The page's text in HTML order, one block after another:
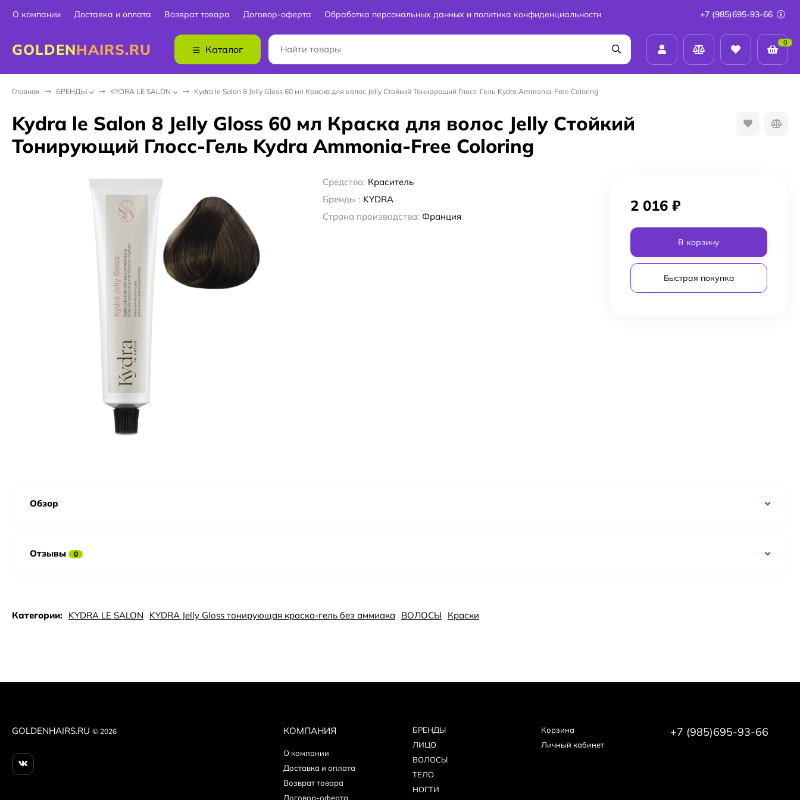
О компании Доставка и оплата Возврат товара Договор-оферта Обработка персональных данных и политика конфиденциальности +7 (985)695-93-66
GOLDENHAIRS.RU Каталог
0
Главная БPEНДЫ KYDRA LE SALON Kydra le Salon 8 Jelly Gloss 60 мл Краска для волос Jelly Стойкий Тонирующий Глосс-Гель Kydra Ammonia-Free Coloring
Kydra le Salon 8 Jelly Gloss 60 мл Краска для волос Jelly Стойкий
Тонирующий Глосс-Гель Kydra Ammonia-Free Coloring
Средство: Краситель
Бренды : KYDRA
Страна производства: Франция
2 016 ₽
В корзину
Быстрая покупка
Обзор
Отзывы 0
Категории: KYDRA LE SALON KYDRA Jelly Gloss тонирующая краска-гель без аммиака ВОЛОСЫ Краски
GOLDENHAIRS.RU © 2026 КОМПАНИЯ
О компании
Доставка и оплата
Возврат товара
Договор-оферта
БPEНДЫ
ЛИЦО
ВОЛОСЫ
ТЕЛО
НОГТИ
Корзина
Личный кабинет
+7 (985)695-93-66